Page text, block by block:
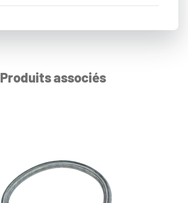
Produits associés